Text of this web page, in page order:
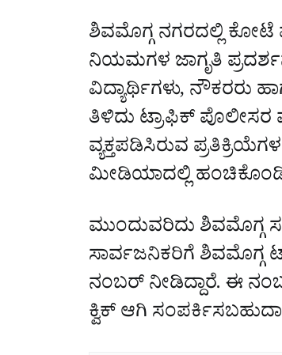
ಶಿವಮೊಗ್ಗ ನಗರದಲ್ಲಿ
‌ನಿಯಮಗಳ ಜಾಗೃತಿ
ವಿದ್ಯಾರ್ಥಿಗಳು, ನೌಕರರು
ತಿಳಿದು ಟ್ರಾಫಿಕ್‌ ಪೊಲೀಸರ
ವ್ಯಕ್ತಪಡಿಸಿರುವ
ಮೀಡಿಯಾದಲ್ಲಿ
ಮುಂದುವರಿದು ಶಿವಮೊಗ್ಗ
ಸಾರ್ವಜನಿಕರಿಗೆ ಶಿವಮೊಗ್ಗ
ನಂಬರ್‌ ನೀಡಿದ್ದಾರೆ. ಈ
ಕ್ವಿಕ್‌ ಆಗಿ